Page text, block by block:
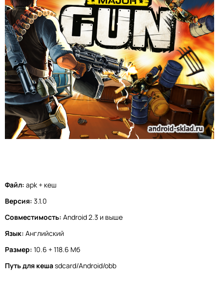
Файл: apk + кеш
Версия: 3.1.0
Совместимость: Android 2.3 и выше
Язык: Английский
Размер: 10.6 + 118.6 Мб
Путь для кешаsdcard/Android/obb